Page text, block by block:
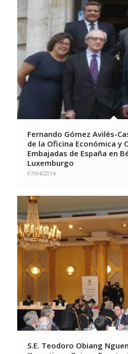
Fernando Gómez Avilés-
de la Oficina Económica y
Embajadas de España en
Luxemburgo
07/04/2014
S.E. Teodoro Obiang